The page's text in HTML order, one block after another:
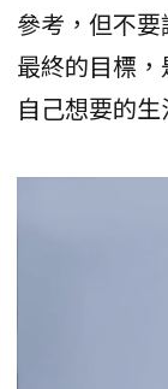
參考，但不
最終的目標
自己想要的生